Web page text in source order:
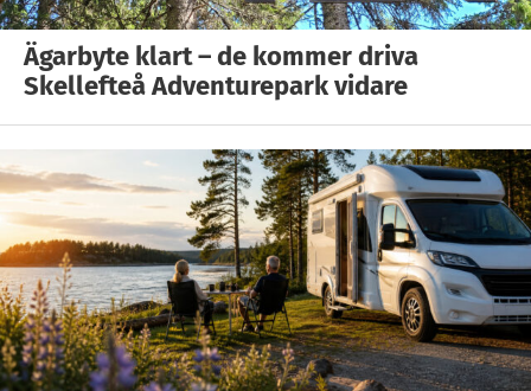
Ägarbyte klart – de kommer driva
Skellefteå Adventurepark vidare